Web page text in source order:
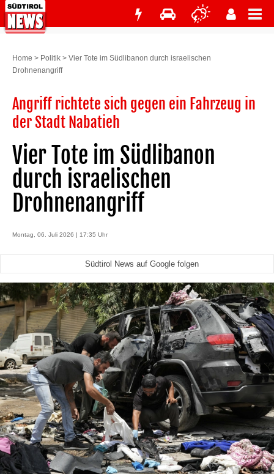
Home > Politik > Vier Tote im Südlibanon durch israelischen
Drohnenangriff
Angriff richtete sich gegen ein Fahrzeug in
der Stadt Nabatieh
Vier Tote im Südlibanon
durch israelischen
Drohnenangriff
Montag, 06. Juli 2026 | 17:35 Uhr
Südtirol News auf Google folgen